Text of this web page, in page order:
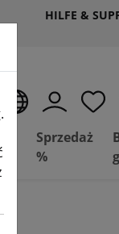
HILFE &
Sprzedaż
%
g